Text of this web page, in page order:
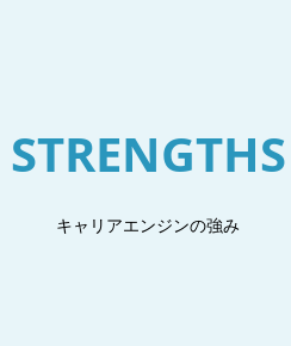
STRENGTHS
キャリアエンジンの強み